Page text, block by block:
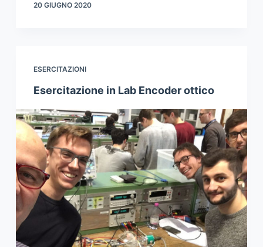
20 GIUGNO 2020
ESERCITAZIONI
Esercitazione in Lab Encoder ottico